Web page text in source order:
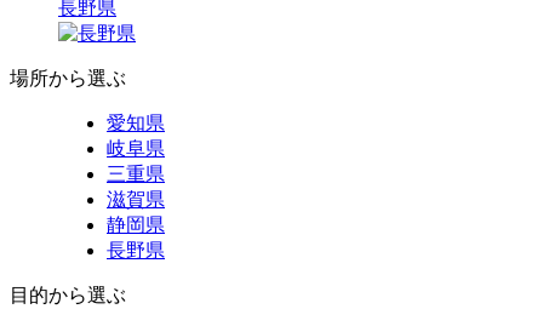
長野県
場所から選ぶ
愛知県
岐阜県
三重県
滋賀県
静岡県
長野県
目的から選ぶ